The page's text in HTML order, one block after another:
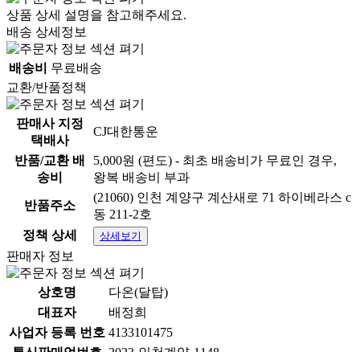
상품 상세 설명을 참고해주세요.
배송 상세정보
배송비
무료배송
교환/반품정책
판매사 지정
택배사
CJ대한통운
반품/교환 배
송비
5,000원 (편도) - 최초 배송비가 무료인 경우,
왕복 배송비 부과
반품주소
(21060) 인천 계양구 계산새로 71 하이베라스 c
동 211-2호
정책 상세
상세보기
판매자 정보
상호명
다온(달탑)
대표자
배정희
사업자 등록 번호 4133101475